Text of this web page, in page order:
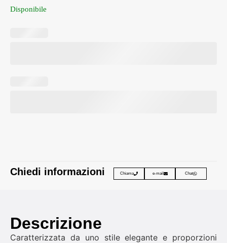
Disponibile
Chiedi informazioni Chiama e-mail Chat
Descrizione
Caratterizzata da uno stile elegante e proporzioni